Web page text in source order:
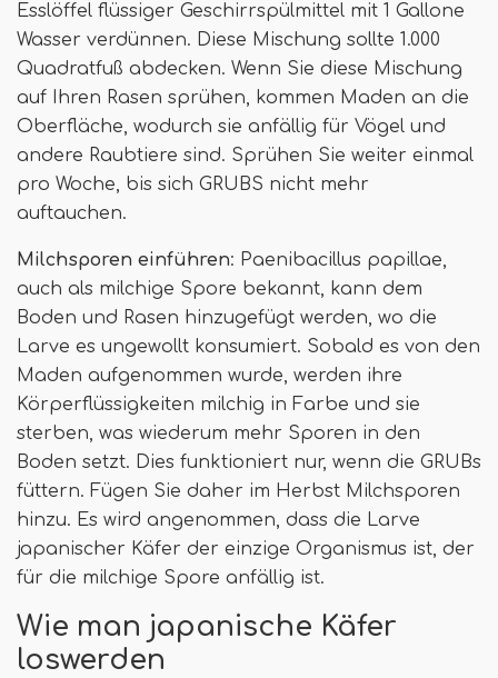
Esslöffel flüssiger Geschirrspülmittel mit 1 Gallone
Wasser verdünnen. Diese Mischung sollte 1.000
Quadratfuß abdecken. Wenn Sie diese Mischung
auf Ihren Rasen sprühen, kommen Maden an die
Oberfläche, wodurch sie anfällig für Vögel und
andere Raubtiere sind. Sprühen Sie weiter einmal
pro Woche, bis sich GRUBS nicht mehr
auftauchen.
Milchsporen einführen: Paenibacillus papillae,
auch als milchige Spore bekannt, kann dem
Boden und Rasen hinzugefügt werden, wo die
Larve es ungewollt konsumiert. Sobald es von den
Maden aufgenommen wurde, werden ihre
Körperflüssigkeiten milchig in Farbe und sie
sterben, was wiederum mehr Sporen in den
Boden setzt. Dies funktioniert nur, wenn die GRUBs
füttern. Fügen Sie daher im Herbst Milchsporen
hinzu. Es wird angenommen, dass die Larve
japanischer Käfer der einzige Organismus ist, der
für die milchige Spore anfällig ist.
Wie man japanische Käfer
loswerden